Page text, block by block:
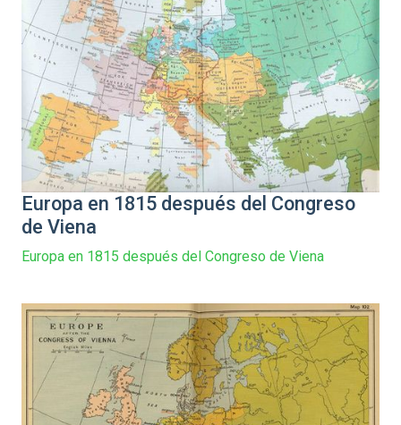
Europa en 1815 después del Congreso
de Viena
Europa en 1815 después del Congreso de Viena